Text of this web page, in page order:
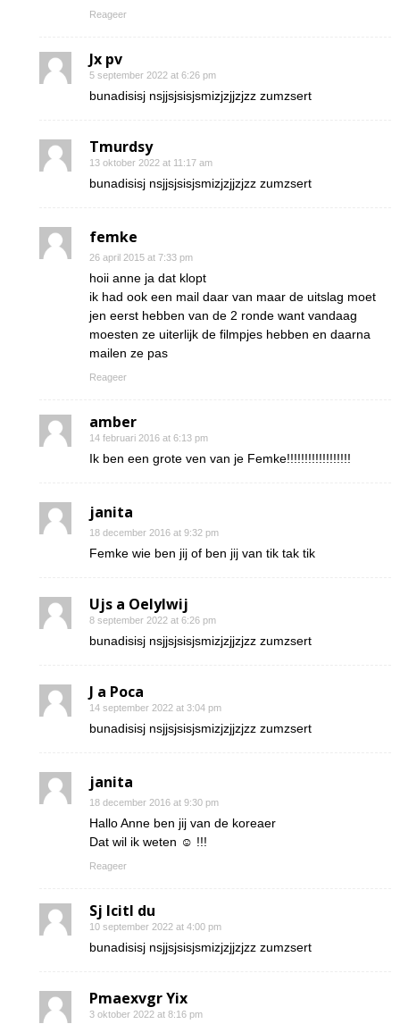
Reageer
Jx pv
5 september 2022 at 6:26 pm
bunadisisj nsjjsjsisjsmizjzjjzjzz zumzsert
Tmurdsy
13 oktober 2022 at 11:17 am
bunadisisj nsjjsjsisjsmizjzjjzjzz zumzsert
femke
26 april 2015 at 7:33 pm
hoii anne ja dat klopt
ik had ook een mail daar van maar de uitslag moet
jen eerst hebben van de 2 ronde want vandaag
moesten ze uiterlijk de filmpjes hebben en daarna
mailen ze pas
Reageer
amber
14 februari 2016 at 6:13 pm
Ik ben een grote ven van je Femke!!!!!!!!!!!!!!!!!!
janita
18 december 2016 at 9:32 pm
Femke wie ben jij of ben jij van tik tak tik
Ujs a Oelylwij
8 september 2022 at 6:26 pm
bunadisisj nsjjsjsisjsmizjzjjzjzz zumzsert
J a Poca
14 september 2022 at 3:04 pm
bunadisisj nsjjsjsisjsmizjzjjzjzz zumzsert
janita
18 december 2016 at 9:30 pm
Hallo Anne ben jij van de koreaer
Dat wil ik weten ☺ !!!
Reageer
Sj Icitl du
10 september 2022 at 4:00 pm
bunadisisj nsjjsjsisjsmizjzjjzjzz zumzsert
Pmaexvgr Yix
3 oktober 2022 at 8:16 pm